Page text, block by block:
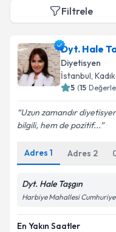
Filtrele
Dyt. Hale
Diyetisyen
İstanbul,
5 (15
Uzun zamandır
bilgili, hem de pozitif...
Adres 1 Adres 2
Dyt. Hale Taşgın
Harbiye Mahallesi
En Yakın Saatler